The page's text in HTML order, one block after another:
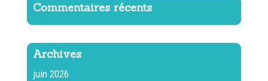
Commentaires récents
Archives
juin 2026